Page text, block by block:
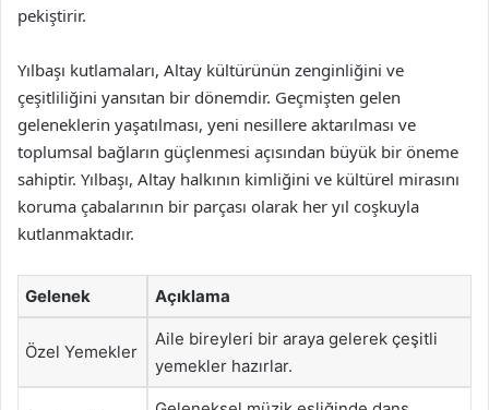
pekiştirir.
Yılbaşı kutlamaları, Altay kültürünün zenginliğini ve
çeşitliliğini yansıtan bir dönemdir. Geçmişten gelen
geleneklerin yaşatılması, yeni nesillere aktarılması ve
toplumsal bağların güçlenmesi açısından büyük bir öneme
sahiptir. Yılbaşı, Altay halkının kimliğini ve kültürel mirasını
koruma çabalarının bir parçası olarak her yıl coşkuyla
kutlanmaktadır.
Gelenek Açıklama
Özel Yemekler
Aile bireyleri bir araya gelerek çeşitli
yemekler hazırlar.